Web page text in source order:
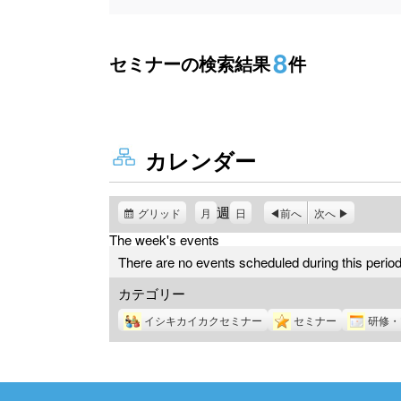
セミナーの検索結果8件
カレンダー
グリッド 月 週 日 前へ 次へ
The week's events
There are no events scheduled during this
カテゴリー
イシキカイカクセミナー セミナー 研修